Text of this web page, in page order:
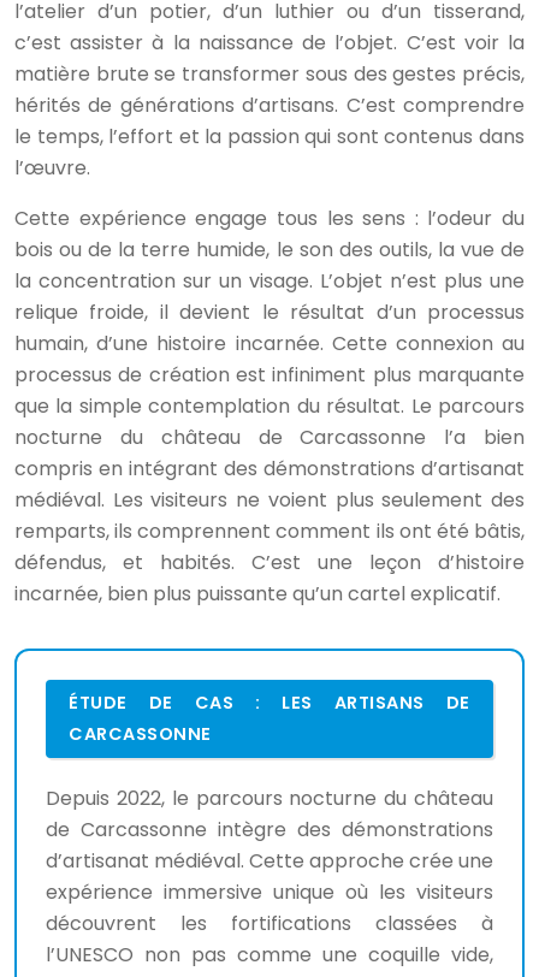
l’atelier d’un potier, d’un luthier ou d’un tisserand,
c’est assister à la naissance de l’objet. C’est voir la
matière brute se transformer sous des gestes précis,
hérités de générations d’artisans. C’est comprendre
le temps, l’effort et la passion qui sont contenus dans
l’œuvre.
Cette expérience engage tous les sens : l’odeur du
bois ou de la terre humide, le son des outils, la vue de
la concentration sur un visage. L’objet n’est plus une
relique froide, il devient le résultat d’un processus
humain, d’une histoire incarnée. Cette connexion au
processus de création est infiniment plus marquante
que la simple contemplation du résultat. Le parcours
nocturne du château de Carcassonne l’a bien
compris en intégrant des démonstrations d’artisanat
médiéval. Les visiteurs ne voient plus seulement des
remparts, ils comprennent comment ils ont été bâtis,
défendus, et habités. C’est une leçon d’histoire
incarnée, bien plus puissante qu’un cartel explicatif.
ÉTUDE DE CAS : LES ARTISANS DE
CARCASSONNE
Depuis 2022, le parcours nocturne du château
de Carcassonne intègre des démonstrations
d’artisanat médiéval. Cette approche crée une
expérience immersive unique où les visiteurs
découvrent les fortifications classées à
l’UNESCO non pas comme une coquille vide,